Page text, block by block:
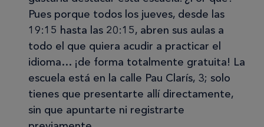
Pues porque todos los jueves, desde las
19:15 hasta las 20:15, abren sus aulas a
todo el que quiera acudir a practicar el
idioma… ¡de forma totalmente gratuita! La
escuela está en la calle Pau Clarís, 3; solo
tienes que presentarte allí directamente,
sin que apuntarte ni registrarte